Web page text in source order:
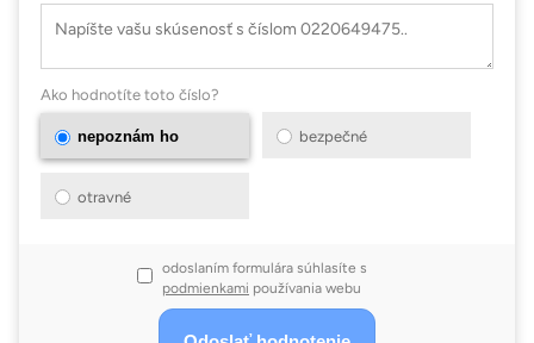
Ako hodnotíte toto číslo?
nepoznám ho bezpečné
otravné
odoslaním formulára súhlasíte s
podmienkami používania webu